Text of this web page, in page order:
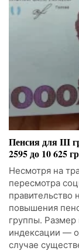
Пенсия для III
2595 до 10 625
Несмотря на
пересмотра
правительство
повышения
группы. Размер
индексации —
случае